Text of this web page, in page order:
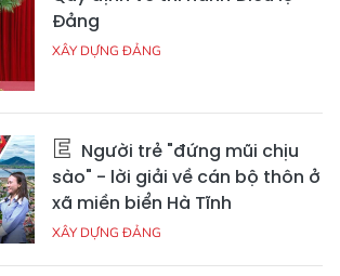
Đảng
XÂY DỰNG ĐẢNG
Người trẻ "đứng mũi chịu
sào" - lời giải về cán bộ thôn ở
xã miền biển Hà Tĩnh
XÂY DỰNG ĐẢNG